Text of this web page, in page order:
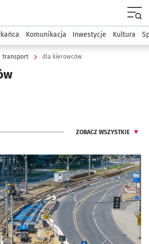
informacyjny wroclaw.pl
Komunikacja Inwestycje Kultura
transport dla kierowców
ZOBACZ WSZYSTKIE